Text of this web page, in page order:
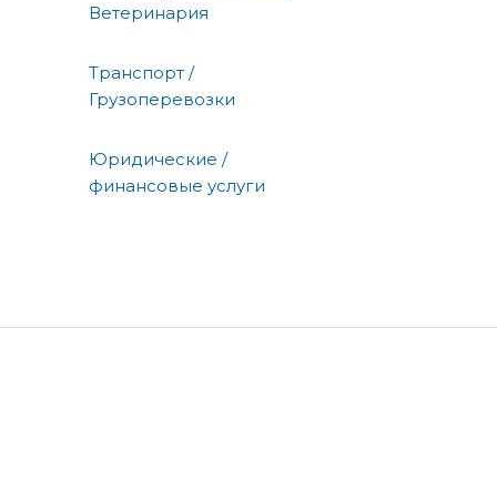
Ветеринария
Транспорт /
Грузоперевозки
Юридические /
финансовые услуги